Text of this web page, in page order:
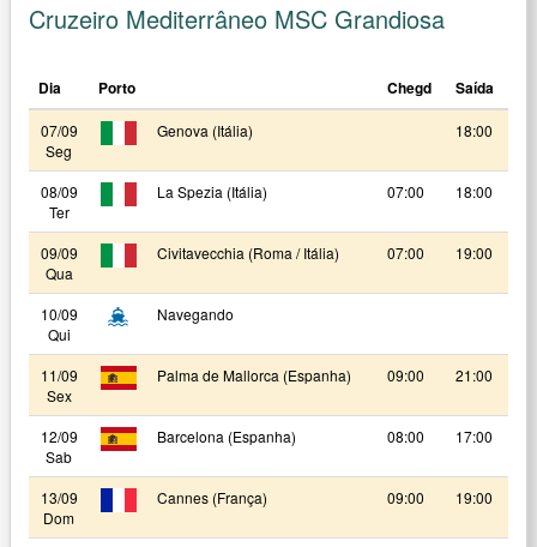
Cruzeiro Mediterrâneo MSC Grandiosa
Dia Porto Chegd Saída
07/09
Seg
Genova (Itália) 18:00
08/09
Ter
La Spezia (Itália) 07:00 18:00
09/09
Qua
Civitavecchia (Roma / Itália) 07:00 19:00
10/09
Qui
Navegando
11/09
Sex
Palma de Mallorca (Espanha) 09:00 21:00
12/09
Sab
Barcelona (Espanha) 08:00 17:00
13/09
Dom
Cannes (França) 09:00 19:00